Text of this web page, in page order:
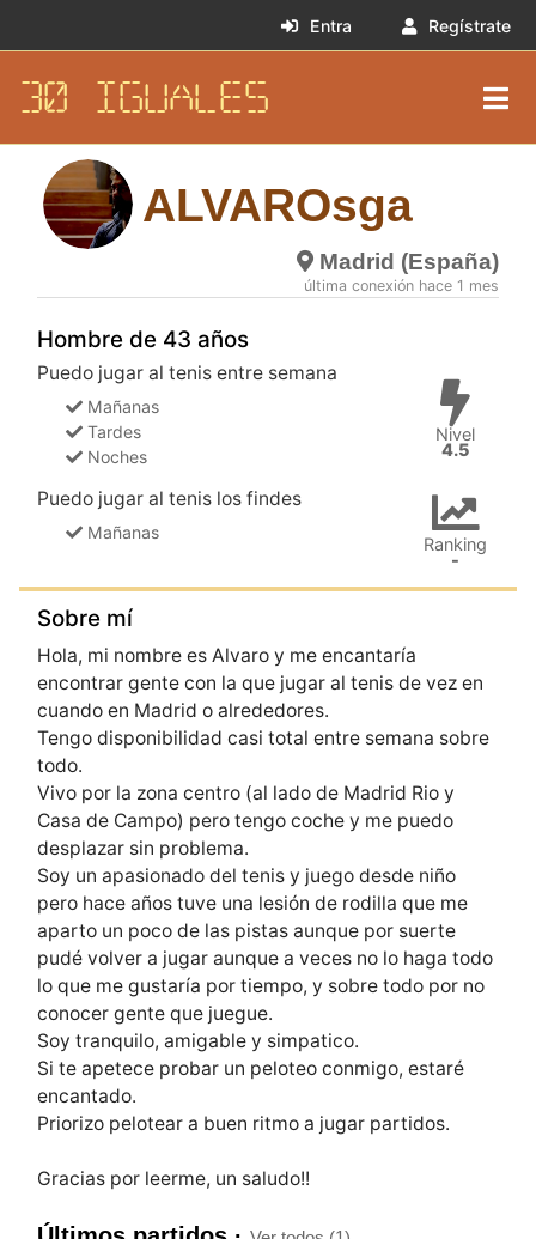
Entra Regístrate
30 IGUALES
ALVAROsga
Madrid (España)
última conexión hace 1 mes
Hombre de 43 años
Puedo jugar al tenis entre semana
Mañanas
Tardes
Noches
Puedo jugar al tenis los findes
Mañanas
Nivel
4.5
Ranking
-
Sobre mí
Hola, mi nombre es Alvaro y me encantarí­a
encontrar gente con la que jugar al tenis de vez en
cuando en Madrid o alrededores.
Tengo disponibilidad casi total entre semana sobre
todo.
Vivo por la zona centro (al lado de Madrid Rio y
Casa de Campo) pero tengo coche y me puedo
desplazar sin problema.
Soy un apasionado del tenis y juego desde niño
pero hace años tuve una lesión de rodilla que me
aparto un poco de las pistas aunque por suerte
pudé volver a jugar aunque a veces no lo haga todo
lo que me gustarí­a por tiempo, y sobre todo por no
conocer gente que juegue.
Soy tranquilo, amigable y simpatico.
Si te apetece probar un peloteo conmigo, estaré
encantado.
Priorizo pelotear a buen ritmo a jugar partidos.
Gracias por leerme, un saludo!!